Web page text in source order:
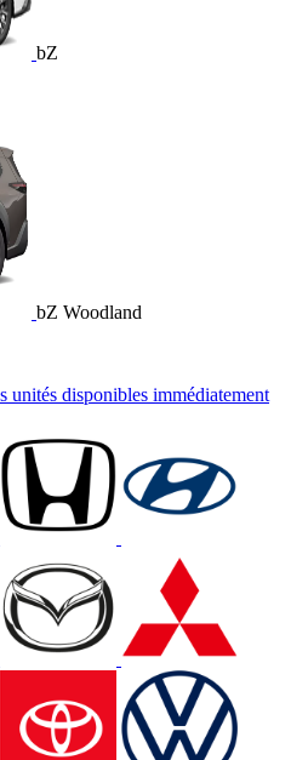
bZ
bZ Woodland
unités disponibles immédiatement